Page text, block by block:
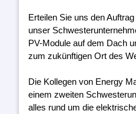
Erteilen Sie uns den
unser
PV-Module auf dem Dach
zum zukünftigen Ort des
Die Kollegen von Energy
einem zweiten
alles rund um die